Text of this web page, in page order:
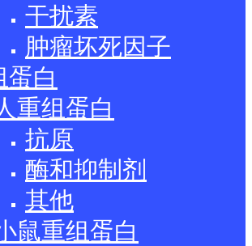
干扰素
肿瘤坏死因子
蛋白
重组蛋白
抗原
酶和抑制剂
其他
鼠重组蛋白